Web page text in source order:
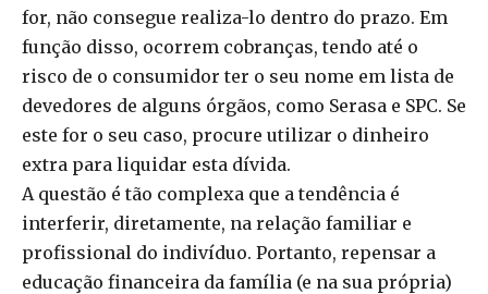
for, não consegue realiza-lo dentro do prazo. Em
função disso, ocorrem cobranças, tendo até o
risco de o consumidor ter o seu nome em lista de
devedores de alguns órgãos, como Serasa e SPC. Se
este for o seu caso, procure utilizar o dinheiro
extra para liquidar esta dívida.
A questão é tão complexa que a tendência é
interferir, diretamente, na relação familiar e
profissional do indivíduo. Portanto, repensar a
educação financeira da família (e na sua própria)